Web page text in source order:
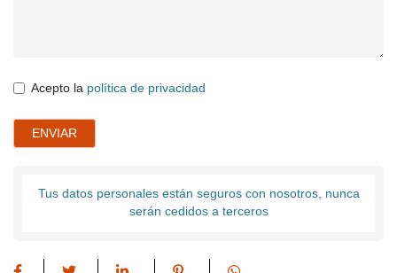
Acepto la política de privacidad
ENVIAR
Tus datos personales están seguros con nosotros, nunca
serán cedidos a terceros